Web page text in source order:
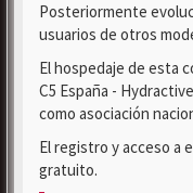
Posteriormente
usuarios de otros
El hospedaje de esta
C5 España -
como asociación
El registro y acceso a
gratuito.